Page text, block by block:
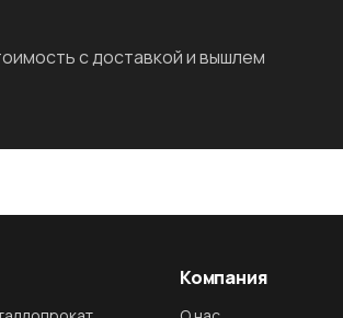
с доставкой и вышлем
Компания